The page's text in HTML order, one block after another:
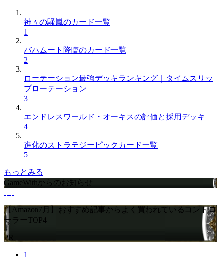
神々の騒嵐のカード一覧
1
バハムート降臨のカード一覧
2
ローテーション最強デッキランキング｜タイムスリッ
プローテーション
3
エンドレスワールド・オーキスの評価と採用デッキ
4
進化のストラテジーピックカード一覧
5
もっとみる
GameWithからのお知らせ
【Amazon7月】おすすめ記事からよく買われているコントロ
ーラーTOP4
PR
1